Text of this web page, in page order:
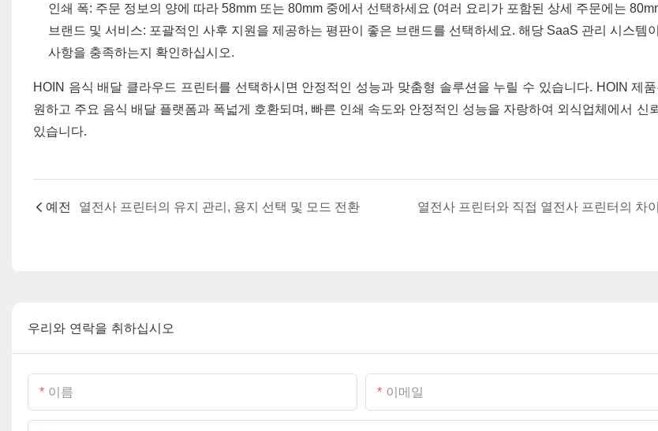
인쇄 폭: 주문 정보의 양에 따라 58mm 또는 80mm 중에서 선택하세요 (여러 요리가 포함된 상세 주문에는
브랜드 및 서비스: 포괄적인 사후 지원을 제공하는 평판이 좋은 브랜드를 선택하세요. 해당 SaaS 관리 시스템
사항을 충족하는지 확인하십시오.
HOIN 음식 배달 클라우드 프린터를 선택하시면 안정적인 성능과 맞춤형 솔루션을 누릴 수 있습니다. HOIN 제품
원하고 주요 음식 배달 플랫폼과 폭넓게 호환되며, 빠른 인쇄 속도와 안정적인 성능을 자랑하여 외식업체에서 신
있습니다.
예전 열전사 프린터의 유지 관리, 용지 선택 및 모드 전환
우리와 연락을 취하십시오
이름 이메일